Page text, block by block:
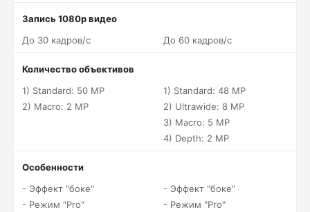
Запись 1080p видео
До 30 кадров/c
До 60 кадров/c
Количество объективов
1) Standard: 50 MP
2) Macro: 2 MP
1) Standard: 48 MP
2) Ultrawide: 8 MP
3) Macro: 5 MP
4) Depth: 2 MP
Особенности
- Эффект "боке"
- Режим "Pro"
- Эффект "боке"
- Режим "Pro"